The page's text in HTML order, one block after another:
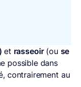
et rasseoir(ou se
possible dans
contrairement au